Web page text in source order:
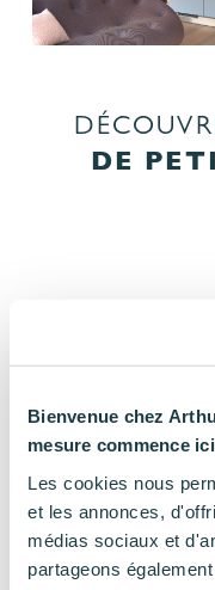
Bienvenue chez
mesure commence
Les cookies nous
et les annonces,
médias sociaux et
partageons
DE